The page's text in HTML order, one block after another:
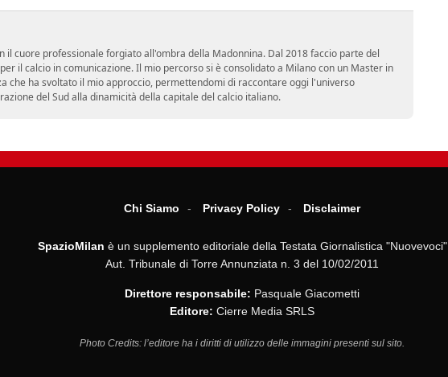
il cuore professionale forgiato all'ombra della Madonnina. Dal 2018 faccio parte del
il calcio in comunicazione. Il mio percorso si è consolidato a Milano con un Master in
che ha svoltato il mio approccio, permettendomi di raccontare oggi l'universo
del Sud alla dinamicità della capitale del calcio italiano.
Chi Siamo Privacy Policy Disclaimer
SpazioMilan è un supplemento editoriale della Testata Giornalistica "Nuovevoci"
Aut. Tribunale di Torre Annunziata n. 3 del 10/02/2011
Direttore responsabile: Pasquale Giacometti
Editore: Cierre Media SRLS
Photo Credits: l’editore ha i diritti di utilizzo delle immagini presenti sul sito.